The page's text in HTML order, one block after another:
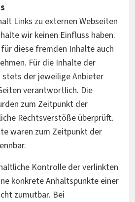
Links zu externen Webseiten
wir keinen Einfluss haben.
diese fremden Inhalte auch
Für die Inhalte der
der jeweilige Anbieter
verantwortlich. Die
zum Zeitpunkt der
Rechtsverstöße überprüft.
waren zum Zeitpunkt der
Kontrolle der verlinkten
konkrete Anhaltspunkte einer
zumutbar. Bei